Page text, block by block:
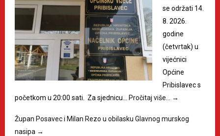
se održati 14.
8. 2026.
godine
(četvrtak) u
vijećnici
Općine
Pribislavec s
početkom u 20:00 sati. Za sjednicu…
Pročitaj više… →
Župan Posavec i Milan Rezo u obilasku Glavnog murskog
nasipa →